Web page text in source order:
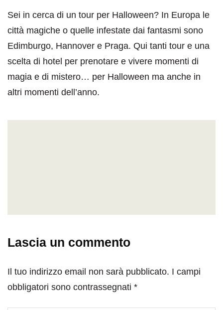
Sei in cerca di un tour per Halloween? In Europa le
città magiche o quelle infestate dai fantasmi sono
Edimburgo, Hannover e Praga. Qui tanti tour e una
scelta di hotel per prenotare e vivere momenti di
magia e di mistero… per Halloween ma anche in
altri momenti dell’anno.
Lascia un commento
Il tuo indirizzo email non sarà pubblicato. I campi
obbligatori sono contrassegnati *